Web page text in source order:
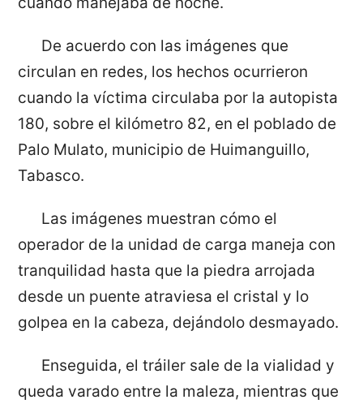
De acuerdo con las imágenes que
circulan en redes, los hechos ocurrieron
cuando la víctima circulaba por la autopista
180, sobre el kilómetro 82, en el poblado de
Palo Mulato, municipio de Huimanguillo,
Tabasco.
Las imágenes muestran cómo el
operador de la unidad de carga maneja con
tranquilidad hasta que la piedra arrojada
desde un puente atraviesa el cristal y lo
golpea en la cabeza, dejándolo desmayado.
Enseguida, el tráiler sale de la vialidad y
queda varado entre la maleza, mientras que